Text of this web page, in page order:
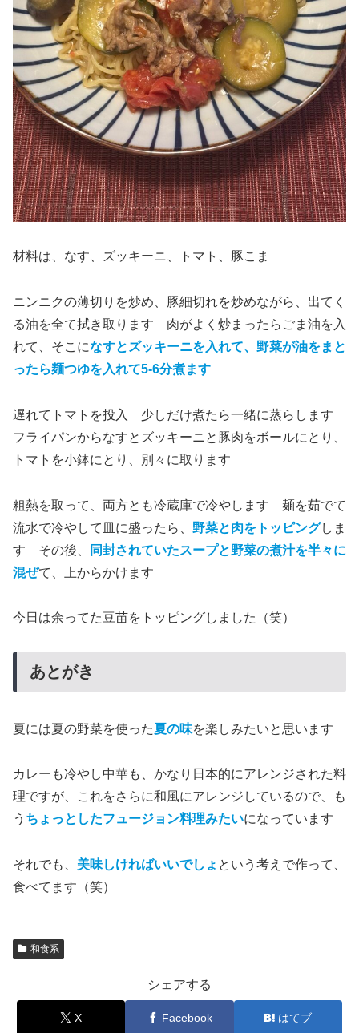
材料は、なす、ズッキーニ、トマト、豚こま
ニンニクの薄切りを炒め、豚細切れを炒めながら、出てく
る油を全て拭き取ります 肉がよく炒まったらごま油を入
れて、そこになすとズッキーニを入れて、野菜が油をまと
ったら麺つゆを入れて5-6分煮ます
遅れてトマトを投入 少しだけ煮たら一緒に蒸らします
フライパンからなすとズッキーニと豚肉をボールにとり、
トマトを小鉢にとり、別々に取ります
粗熱を取って、両方とも冷蔵庫で冷やします 麺を茹でて
流水で冷やして皿に盛ったら、 野菜と肉をトッピングしま
す その後、
同封されていたスープと野菜の煮汁を半々に
混ぜて、上からかけます
今日は余ってた豆苗をトッピングしました（笑）
あとがき
夏には夏の野菜を使った夏の味を楽しみたいと思います
カレーも冷やし中華も、かなり日本的にアレンジされた料
理ですが、これをさらに和風にアレンジしているので、も
う ちょっとしたフュージョン料理みたいになっています
それでも、 美味しければいいでしょ という考えで作って、
食べてます（笑）
和食系
シェアする
X Facebook はてブ